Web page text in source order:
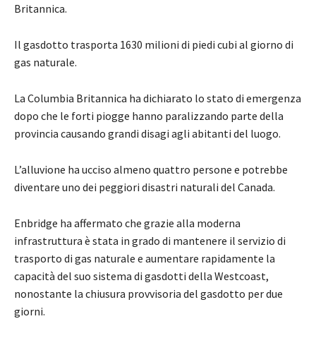
Britannica.
Il gasdotto trasporta 1630 milioni di piedi cubi al giorno di
gas naturale.
La Columbia Britannica ha dichiarato lo stato di emergenza
dopo che le forti piogge hanno paralizzando parte della
provincia causando grandi disagi agli abitanti del luogo.
L’alluvione ha ucciso almeno quattro persone e potrebbe
diventare uno dei peggiori disastri naturali del Canada.
Enbridge ha affermato che grazie alla moderna
infrastruttura è stata in grado di mantenere il servizio di
trasporto di gas naturale e aumentare rapidamente la
capacità del suo sistema di gasdotti della Westcoast,
nonostante la chiusura provvisoria del gasdotto per due
giorni.